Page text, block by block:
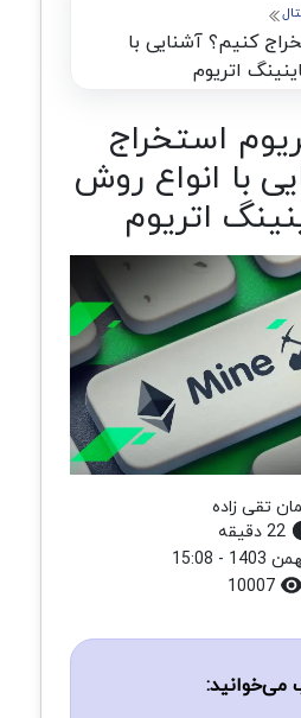
کنیم؟ آشنایی با
اتریوم
استخراج
با انواع روش‌
اتریوم
تقی زاده
22 دقیقه
می‌خوانید: